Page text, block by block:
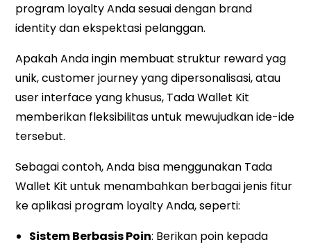
program loyalty Anda sesuai dengan brand
identity dan ekspektasi pelanggan.
Apakah Anda ingin membuat struktur reward yag
unik, customer journey yang dipersonalisasi, atau
user interface yang khusus, Tada Wallet Kit
memberikan fleksibilitas untuk mewujudkan ide-ide
tersebut.
Sebagai contoh, Anda bisa menggunakan Tada
Wallet Kit untuk menambahkan berbagai jenis fitur
ke aplikasi program loyalty Anda, seperti:
Sistem Berbasis Poin: Berikan poin kepada